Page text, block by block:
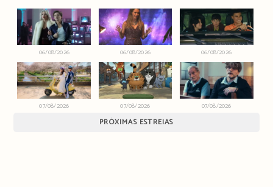
06/08/2026 06/08/2026 06/08/2026
07/08/2026 07/08/2026 07/08/2026
PRÓXIMAS ESTREIAS